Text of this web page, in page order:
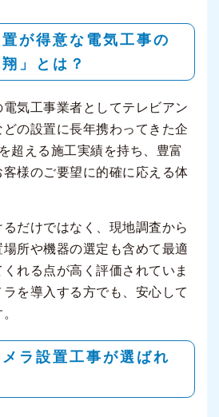
が得意な電気工事の
」とは？
気工事業者としてテレビアン
の設置に長年携わってきた企
超える施工実績を持ち、豊富
様のご要望に的確に応える体
だけではなく、現地調査から
所や機器の選定も含めて最適
れる点が高く評価されていま
を導入する方でも、安心して
ラ設置工事が選ばれ